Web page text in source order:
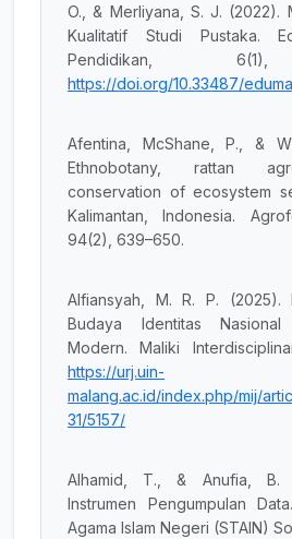
O., & Merliyana, S. J. (2022).
Kualitatif Studi Pustaka.
Pendidikan,
https://doi.org/10.33487/
Afentina, McShane, P., &
Ethnobotany, rattan
conservation of ecosystem
Kalimantan, Indonesia.
94(2), 639–650.
Alfiansyah, M. R. P. (2025).
Budaya Identitas
Modern. Maliki
https://urj.uin-
malang.ac.id/index.php/mij/
31/5157/
Alhamid, T., & Anufia, B.
Instrumen Pengumpulan
Agama Islam Negeri (STAIN)